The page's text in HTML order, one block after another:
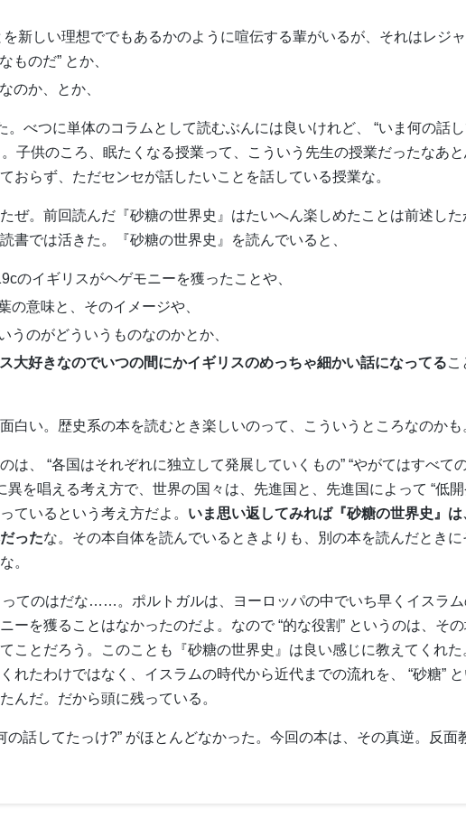
新しい理想ででもあるかのように喧伝する輩がいるが、それはレジ
ものだ” とか、
のか、とか、
。べつに単体のコラムとして読むぶんには良いけれど、 “いま何の話
子供のころ、眠たくなる授業って、こういう先生の授業だったなあ
おらず、ただセンセが話したいことを話している授業な。
ぜ。前回読んだ『砂糖の世界史』はたいへん楽しめたことは前述した
書では活きた。『砂糖の世界史』を読んでいると、
のイギリスがヘゲモニーを獲ったことや、
の意味と、そのイメージや、
うのがどういうものなのかとか、
大好きなのでいつの間にかイギリスのめっちゃ細かい話になってるこ
い。歴史系の本を読むとき楽しいのって、こういうところなのかも
は、 “各国はそれぞれに独立して発展していくもの” “やがてはすべて
異を唱える考え方で、世界の国々は、先進国と、先進国によって “低開
ているという考え方だよ。 いま思い返してみれば『砂糖の世界史』は
ったな。その本自体を読んでいるときよりも、別の本を読んだときに
。
ってのはだな……。ポルトガルは、ヨーロッパの中でいち早くイスラ
ーを獲ることはなかったのだよ。なので “的な役割” というのは、そ
ことだろう。このことも『砂糖の世界史』は良い感じに教えてくれた
れたわけではなく、イスラムの時代から近代までの流れを、 “砂糖”
んだ。だから頭に残っている。
の話してたっけ?” がほとんどなかった。今回の本は、その真逆。反面